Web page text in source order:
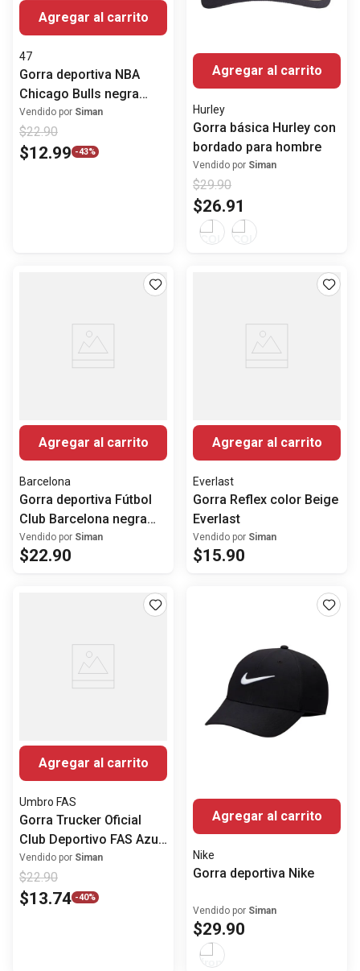
Agregar al carrito
47
Gorra deportiva NBA
Chicago Bulls negra
bordada para hombre
Vendido por Siman
$22.90
$12.99 -43%
Agregar al carrito
Hurley
Gorra básica Hurley con
bordado para hombre
Vendido por Siman
$29.90
$26.91
Agregar al carrito
Barcelona
Gorra deportiva Fútbol
Club Barcelona negra
para hombre
Vendido por Siman
$22.90
Agregar al carrito
Everlast
Gorra Reflex color Beige
Everlast
Vendido por Siman
$15.90
Agregar al carrito
Umbro FAS
Gorra Trucker Oficial
Club Deportivo FAS Azul
y Roja
Vendido por Siman
$22.90
$13.74 -40%
Agregar al carrito
Nike
Gorra deportiva Nike
Vendido por Siman
$29.90